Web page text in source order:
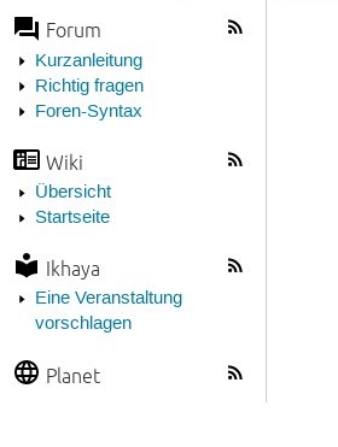
Forum
Kurzanleitung
Richtig fragen
Foren-Syntax
Wiki
Übersicht
Startseite
Ikhaya
Eine Veranstaltung
vorschlagen
Planet